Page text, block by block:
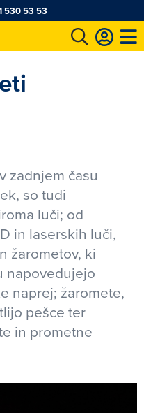
530 53 53
zadnjem času
so tudi
luči; od
in laserskih luči,
žarometov, ki
napovedujejo
naprej; žaromete,
pešce ter
in prometne